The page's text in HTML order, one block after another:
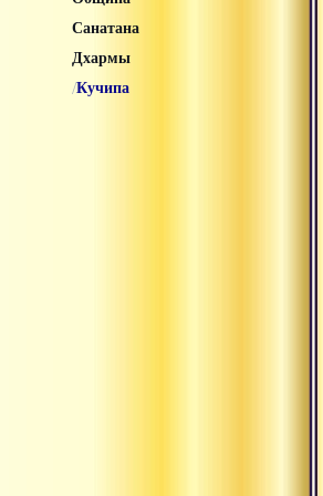
Санатана
Дхармы
/Кучипа